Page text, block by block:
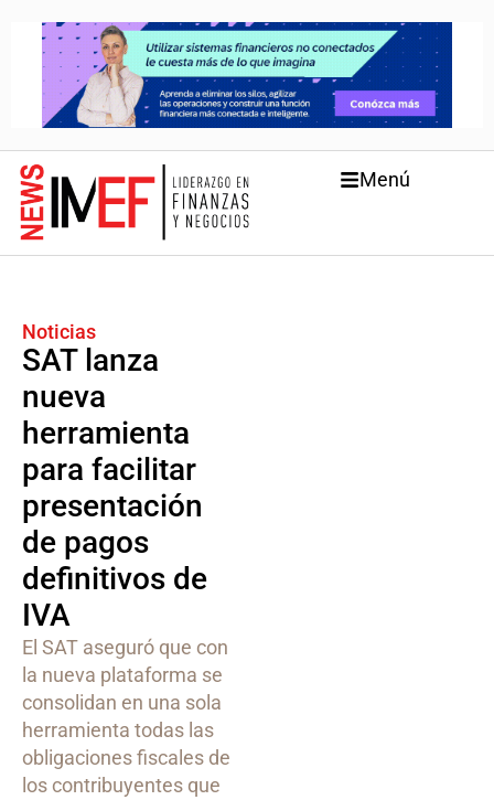
Menú
Noticias
SAT lanza
nueva
herramienta
para facilitar
presentación
de pagos
definitivos de
IVA
El SAT aseguró que con
la nueva plataforma se
consolidan en una sola
herramienta todas las
obligaciones fiscales de
los contribuyentes que